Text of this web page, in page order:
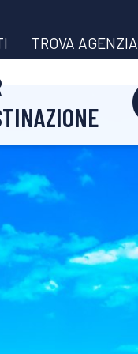
TROVA AGENZIA